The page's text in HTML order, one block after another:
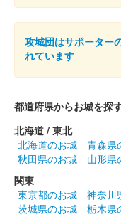
販売終了
大阪・関西万博の開幕
式キャラクター「ミャ
（日本語、英語）のセ
姫路城 御城
販売終了
攻城団はサポーター
れています
都道府県からお城を探
北海道 / 東北
北海道のお城
青森県
秋田県のお城
山形県
関東
東京都のお城
神奈川
茨城県のお城
栃木県